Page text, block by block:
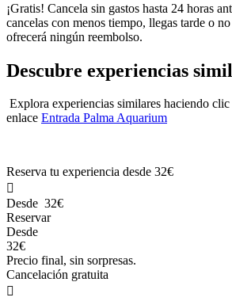
¡Gratis! Cancela sin gastos hasta 24 horas
cancelas con menos tiempo, llegas tarde o
ofrecerá ningún reembolso.
Descubre experiencias
Explora experiencias similares haciendo
enlace Entrada Palma Aquarium
Reserva tu experiencia desde 32€

Desde 32€
Reservar
Desde
32€
Precio final, sin sorpresas.
Cancelación gratuita
